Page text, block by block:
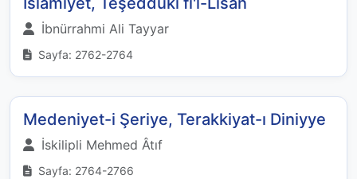
İbnürrahmi Ali Tayyar
Sayfa: 2762-2764
Medeniyet-i Şeriye, Terakkiyat-ı Diniyye
İskilipli Mehmed Âtıf
Sayfa: 2764-2766